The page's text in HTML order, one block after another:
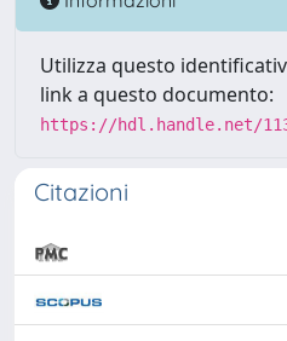
Utilizza questo
link a questo documento:
https://hdl.handle.net/
Citazioni